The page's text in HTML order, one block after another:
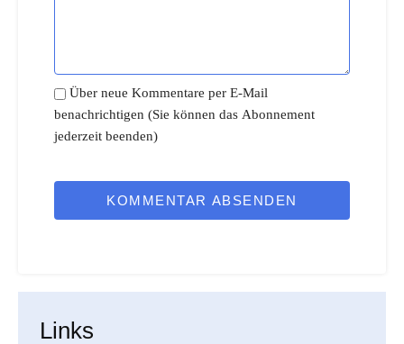
Über neue Kommentare per E-Mail
benachrichtigen (Sie können das Abonnement
jederzeit beenden)
KOMMENTAR ABSENDEN
Links